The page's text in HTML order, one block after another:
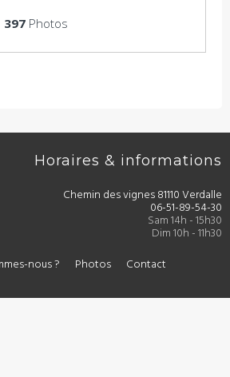
397 Photos
Horaires & informations
Chemin des vignes 81110 Verdalle
06-51-89-54-30
Sam 14h - 15h30
Dim 10h - 11h30
nous ? Photos Contact